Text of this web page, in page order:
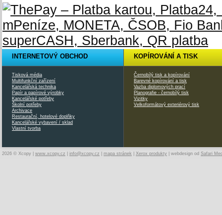
INTERNETOVÝ OBCHOD
Tisková média
Multifunkční zařízení
Kancelářská technika
Papír a papírové výrobky
Kancelářské potřeby
Školní potřeby
Archivace
Restaurační, hotelové doplňky
Kancelářské vybavení / sklad
Vlastní tvorba
KOPÍROVÁNÍ A TISK
Černobílý tisk a kopírování
Barevné kopírování a tisk
Vazba diplomových prací
Planografie - černobílý tisk
Vizitky
Velkoformátový exteriérový tisk
2026 © Xcopy | www.xcopy.cz info@xcopy.cz mapa stránek Xerox produkty | webdesign od Safari